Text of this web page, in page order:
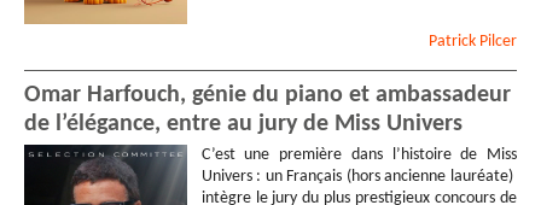
Patrick Pilcer
Omar Harfouch, génie du piano et ambassadeur
de l’élégance, entre au jury de Miss Univers
C’est une première dans l’histoire de Miss
Univers : un Français (hors ancienne lauréate)
intègre le jury du plus prestigieux concours de